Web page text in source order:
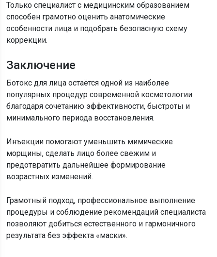
Только специалист с медицинским образованием
способен грамотно оценить анатомические
особенности лица и подобрать безопасную схему
коррекции.
Заключение
Ботокс для лица остаётся одной из наиболее
популярных процедур современной косметологии
благодаря сочетанию эффективности, быстроты и
минимального периода восстановления.
Инъекции помогают уменьшить мимические
морщины, сделать лицо более свежим и
предотвратить дальнейшее формирование
возрастных изменений.
Грамотный подход, профессиональное выполнение
процедуры и соблюдение рекомендаций специалиста
позволяют добиться естественного и гармоничного
результата без эффекта «маски».